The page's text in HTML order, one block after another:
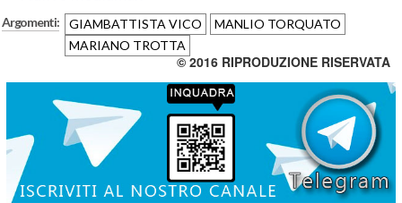
Argomenti: GIAMBATTISTA VICO
MANLIO TORQUATO
MARIANO TROTTA
© 2016 RIPRODUZIONE RISERVATA